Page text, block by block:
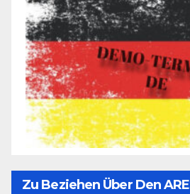
Zu Beziehen Über Den